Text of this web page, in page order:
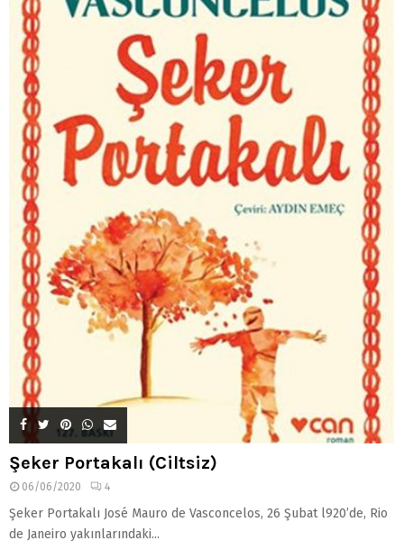
Şeker Portakalı (Ciltsiz)
06/06/2020 4
Şeker Portakalı José Mauro de Vasconcelos, 26 Şubat l920’de, Rio
de Janeiro yakınlarındaki...